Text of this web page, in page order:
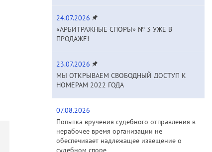
24.07.2026
«АРБИТРАЖНЫЕ СПОРЫ» № 3 УЖЕ В
ПРОДАЖЕ!
23.07.2026
МЫ ОТКРЫВАЕМ СВОБОДНЫЙ ДОСТУП К
НОМЕРАМ 2022 ГОДА
07.08.2026
Попытка вручения судебного отправления в
нерабочее время организации не
обеспечивает надлежащее извещение о
судебном споре